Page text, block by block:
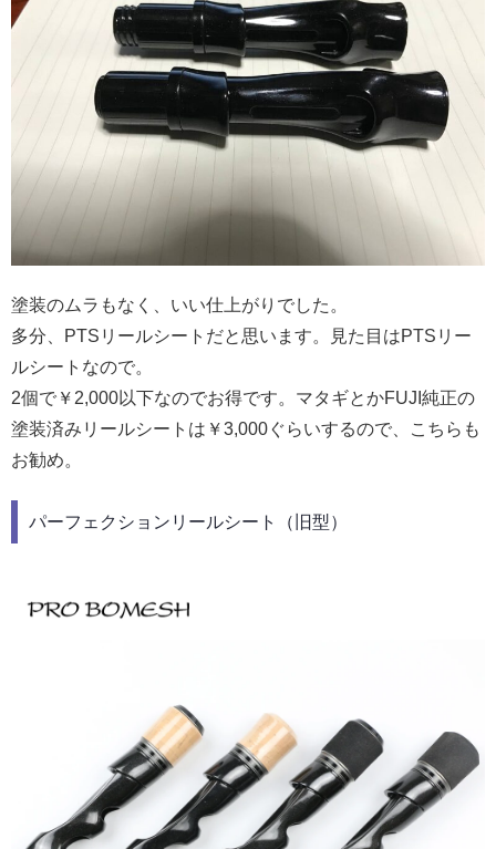
塗装のムラもなく、いい仕上がりでした。
多分、PTSリールシートだと思います。見た目はPTSリー
ルシートなので。
2個で￥2,000以下なのでお得です。マタギとかFUJI純正の
塗装済みリールシートは￥3,000ぐらいするので、こちらも
お勧め。
パーフェクションリールシート（旧型）